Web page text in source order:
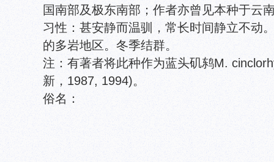
国南部及极东南部；作者亦曾见本种于云
习性：甚安静而温驯，常长时间静立不动
的多岩地区。冬季结群。
注：有著者将此种作为蓝头矶鸫M.
新，1987, 1994)。
俗名：